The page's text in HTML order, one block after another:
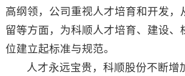
高纲领，公司重视人才培育和开发，
留等方面，为科顺人才培育、建设、
位建立起标准与规范。
人才永远宝贵，科顺股份不断增